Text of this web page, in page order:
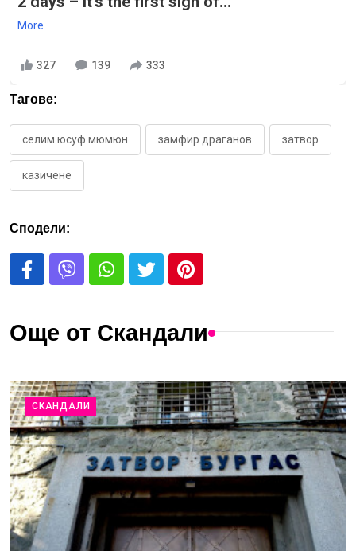
More
327 139 333
Тагове:
селим юсуф мюмюн замфир драганов затвор
казичене
Сподели:
Още от Скандали
СКАНДАЛИ